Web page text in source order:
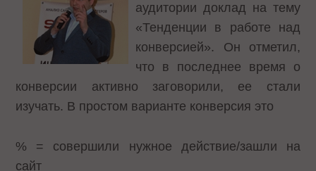
аудитории доклад на тему
«Тенденции в работе над
конверсией». Он отметил,
что в последнее время о
конверсии активно заговорили, ее стали
изучать. В простом варианте конверсия это
% = совершили нужное действие/зашли на
сайт